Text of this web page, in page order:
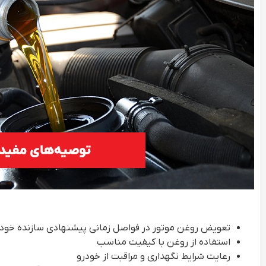
تعویض روغن موتور در فواصل زمانی پیشنهادی سازنده
استفاده از روغن با کیفیت مناسب
رعایت شرایط نگهداری و مراقبت از خودرو